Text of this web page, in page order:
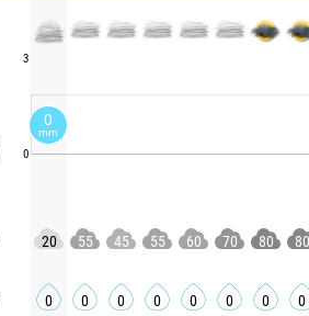
3
0
20 55 45 55 60 70 80 80
0 0 0 0 0 0 0 0
0
mm